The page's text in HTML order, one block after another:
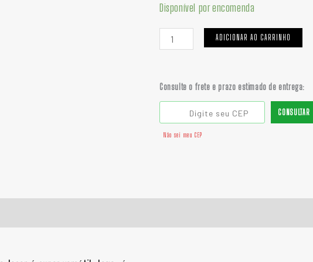
Disponível por encomenda
quantidade
ADICIONAR AO CARRINHO
Consulte o frete e prazo estimado de entrega:
CONSULTAR
Não sei meu CEP